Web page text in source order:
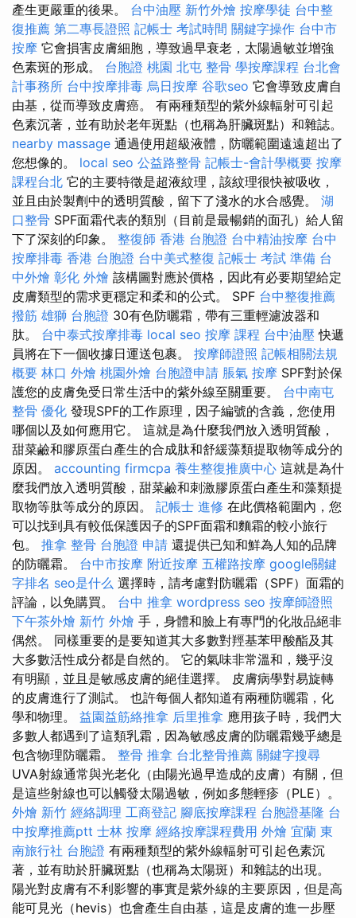
產生更嚴重的後果。 台中油壓 新竹外燴 按摩學徒 台中整
復推薦 第二專長證照 記帳士 考試時間 關鍵字操作 台中市
按摩 它會損害皮膚細胞，導致過早衰老，太陽過敏並增強
色素斑的形成。 台胞證 桃園 北屯 整骨 學按摩課程 台北會
計事務所 台中按摩排毒 烏日按摩 谷歌seo 它會導致皮膚自
由基，從而導致皮膚癌。 有兩種類型的紫外線輻射可引起
色素沉著，並有助於老年斑點（也稱為肝臟斑點）和雜誌。
nearby massage 通過使用超級液體，防曬範圍遠遠超出了
您想像的。 local seo 公益路整骨 記帳士-會計學概要 按摩
課程台北 它的主要特徵是超液紋理，該紋理很快被吸收，
並且由於製劑中的透明質酸，留下了淺水的水合感覺。 湖
口整骨 SPF面霜代表的類別（目前是最暢銷的面孔）給人留
下了深刻的印象。 整復師 香港 台胞證 台中精油按摩 台中
按摩排毒 香港 台胞證 台中美式整復 記帳士 考試 準備 台
中外燴 彰化 外燴 該構圖對應於價格，因此有必要期望給定
皮膚類型的需求更穩定和柔和的公式。 SPF 台中整復推薦
撥筋 雄獅 台胞證 30有色防曬霜，帶有三重輕濾波器和
肽。 台中泰式按摩排毒 local seo 按摩 課程 台中油壓 快遞
員將在下一個收據日運送包裹。 按摩師證照 記帳相關法規
概要 林口 外燴 桃園外燴 台胞證申請 脹氣 按摩 SPF對於保
護您的皮膚免受日常生活中的紫外線至關重要。 台中南屯
整骨 優化 發現SPF的工作原理，因子編號的含義，您使用
哪個以及如何應用它。 這就是為什麼我們放入透明質酸，
甜菜鹼和膠原蛋白產生的合成肽和舒緩藻類提取物等成分的
原因。 accounting firmcpa 養生整復推廣中心 這就是為什
麼我們放入透明質酸，甜菜鹼和刺激膠原蛋白產生和藻類提
取物等肽等成分的原因。 記帳士 進修 在此價格範圍內，您
可以找到具有較低保護因子的SPF面霜和麵霜的較小旅行
包。 推拿 整骨 台胞證 申請 還提供已知和鮮為人知的品牌
的防曬霜。 台中市按摩 附近按摩 五權路按摩 google關鍵
字排名 seo是什么 選擇時，請考慮對防曬霜（SPF）面霜的
評論，以免購買。 台中 推拿 wordpress seo 按摩師證照
下午茶外燴 新竹 外燴 手，身體和臉上有專門的化妝品絕非
偶然。 同樣重要的是要知道其大多數對羥基苯甲酸酯及其
大多數活性成分都是自然的。 它的氣味非常溫和，幾乎沒
有明顯，並且是敏感皮膚的絕佳選擇。 皮膚病學對易旋轉
的皮膚進行了測試。 也許每個人都知道有兩種防曬霜，化
學和物理。 益園益筋絡推拿 后里推拿 應用孩子時，我們大
多數人都遇到了這類乳霜，因為敏感皮膚的防曬霜幾乎總是
包含物理防曬霜。 整骨 推拿 台北整骨推薦 關鍵字搜尋
UVA射線通常與光老化（由陽光過早造成的皮膚）有關，但
是這些射線也可以觸發太陽過敏，例如多態輕疹（PLE）。
外燴 新竹 經絡調理 工商登記 腳底按摩課程 台胞證基隆 台
中按摩推薦ptt 士林 按摩 經絡按摩課程費用 外燴 宜蘭 東
南旅行社 台胞證 有兩種類型的紫外線輻射可引起色素沉
著，並有助於肝臟斑點（也稱為太陽斑）和雜誌的出現。
陽光對皮膚有不利影響的事實是紫外線的主要原因，但是高
能可見光（hevis）也會產生自由基，這是皮膚的進一步壓